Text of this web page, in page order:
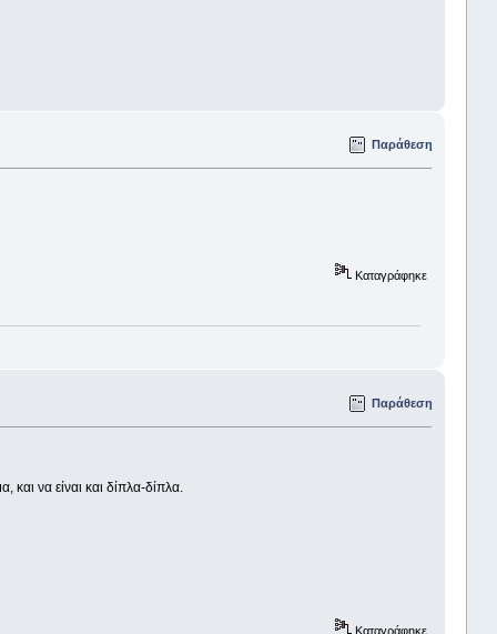
Παράθεση
Καταγράφηκε
Παράθεση
και να είναι και δίπλα-δίπλα.
Καταγράφηκε